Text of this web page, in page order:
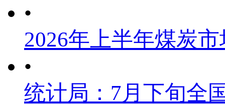
•
2026年上半年煤炭
•
统计局：7月下旬全